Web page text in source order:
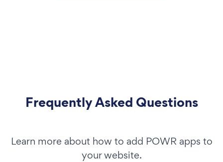
Frequently Asked Questions
Learn more about how to add POWR apps to
your website.